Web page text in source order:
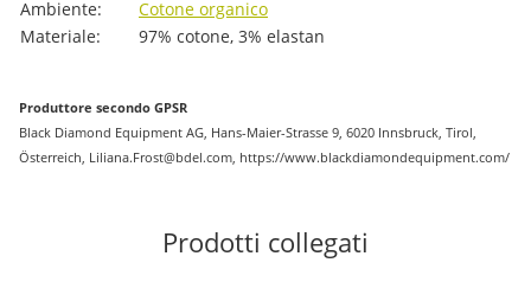
Ambiente:
Cotone organico
Materiale:
97% cotone, 3% elastan
Produttore secondo GPSR
Black Diamond Equipment AG, Hans-Maier-Strasse 9, 6020 Innsbruck, Tirol,
Österreich, Liliana.Frost@bdel.com, https://www.blackdiamondequipment.com/
Prodotti collegati